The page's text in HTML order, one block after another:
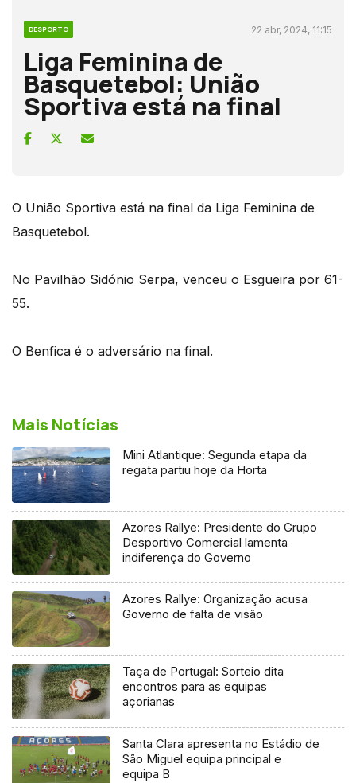
DESPORTO 22 abr, 2024, 11:15
Liga Feminina de
Basquetebol: União
Sportiva está na final
O União Sportiva está na final da Liga Feminina de
Basquetebol.
No Pavilhão Sidónio Serpa, venceu o Esgueira por 61-
55.
O Benfica é o adversário na final.
Mais Notícias
Mini Atlantique: Segunda etapa da
regata partiu hoje da Horta
Azores Rallye: Presidente do Grupo
Desportivo Comercial lamenta
indiferença do Governo
Azores Rallye: Organização acusa
Governo de falta de visão
Taça de Portugal: Sorteio dita
encontros para as equipas
açorianas
Santa Clara apresenta no Estádio de
São Miguel equipa principal e
equipa B